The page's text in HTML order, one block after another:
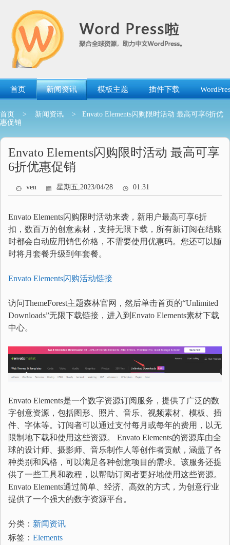
首页 新闻资讯 模板主题 插件下载
首页 > 新闻资讯
> Envato Elements闪购限时活动 最高可享6折优
惠促销
Envato Elements闪购限时活动 最高可享
6折优惠促销
ven 星期五,2023/04/28 01:31
Envato Elements闪购限时活动来袭，新用户最高可享6折
扣，数百万的创意素材，支持无限下载，所有新订阅在结账
时都会自动应用销售价格，不需要使用优惠码。您还可以随
时将月套餐升级到年套餐。
Envato Elements闪购活动链接
访问ThemeForest主题森林官网，然后单击首页的“Unlimited
Downloads”无限下载链接，进入到Envato Elements素材下载
中心。
Envato Elements是一个数字资源订阅服务，提供了广泛的数
字创意资源，包括图形、照片、音乐、视频素材、模板、插
件、字体等。订阅者可以通过支付每月或每年的费用，以无
限制地下载和使用这些资源。 Envato Elements的资源库由全
球的设计师、摄影师、音乐制作人等创作者贡献，涵盖了各
种类别和风格，可以满足各种创意项目的需求。该服务还提
供了一些工具和教程，以帮助订阅者更好地使用这些资源。
Envato Elements通过简单、经济、高效的方式，为创意行业
提供了一个强大的数字资源平台。
分类： 新闻资讯
标签： Elements